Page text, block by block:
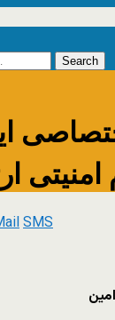
امنیتی
SMS